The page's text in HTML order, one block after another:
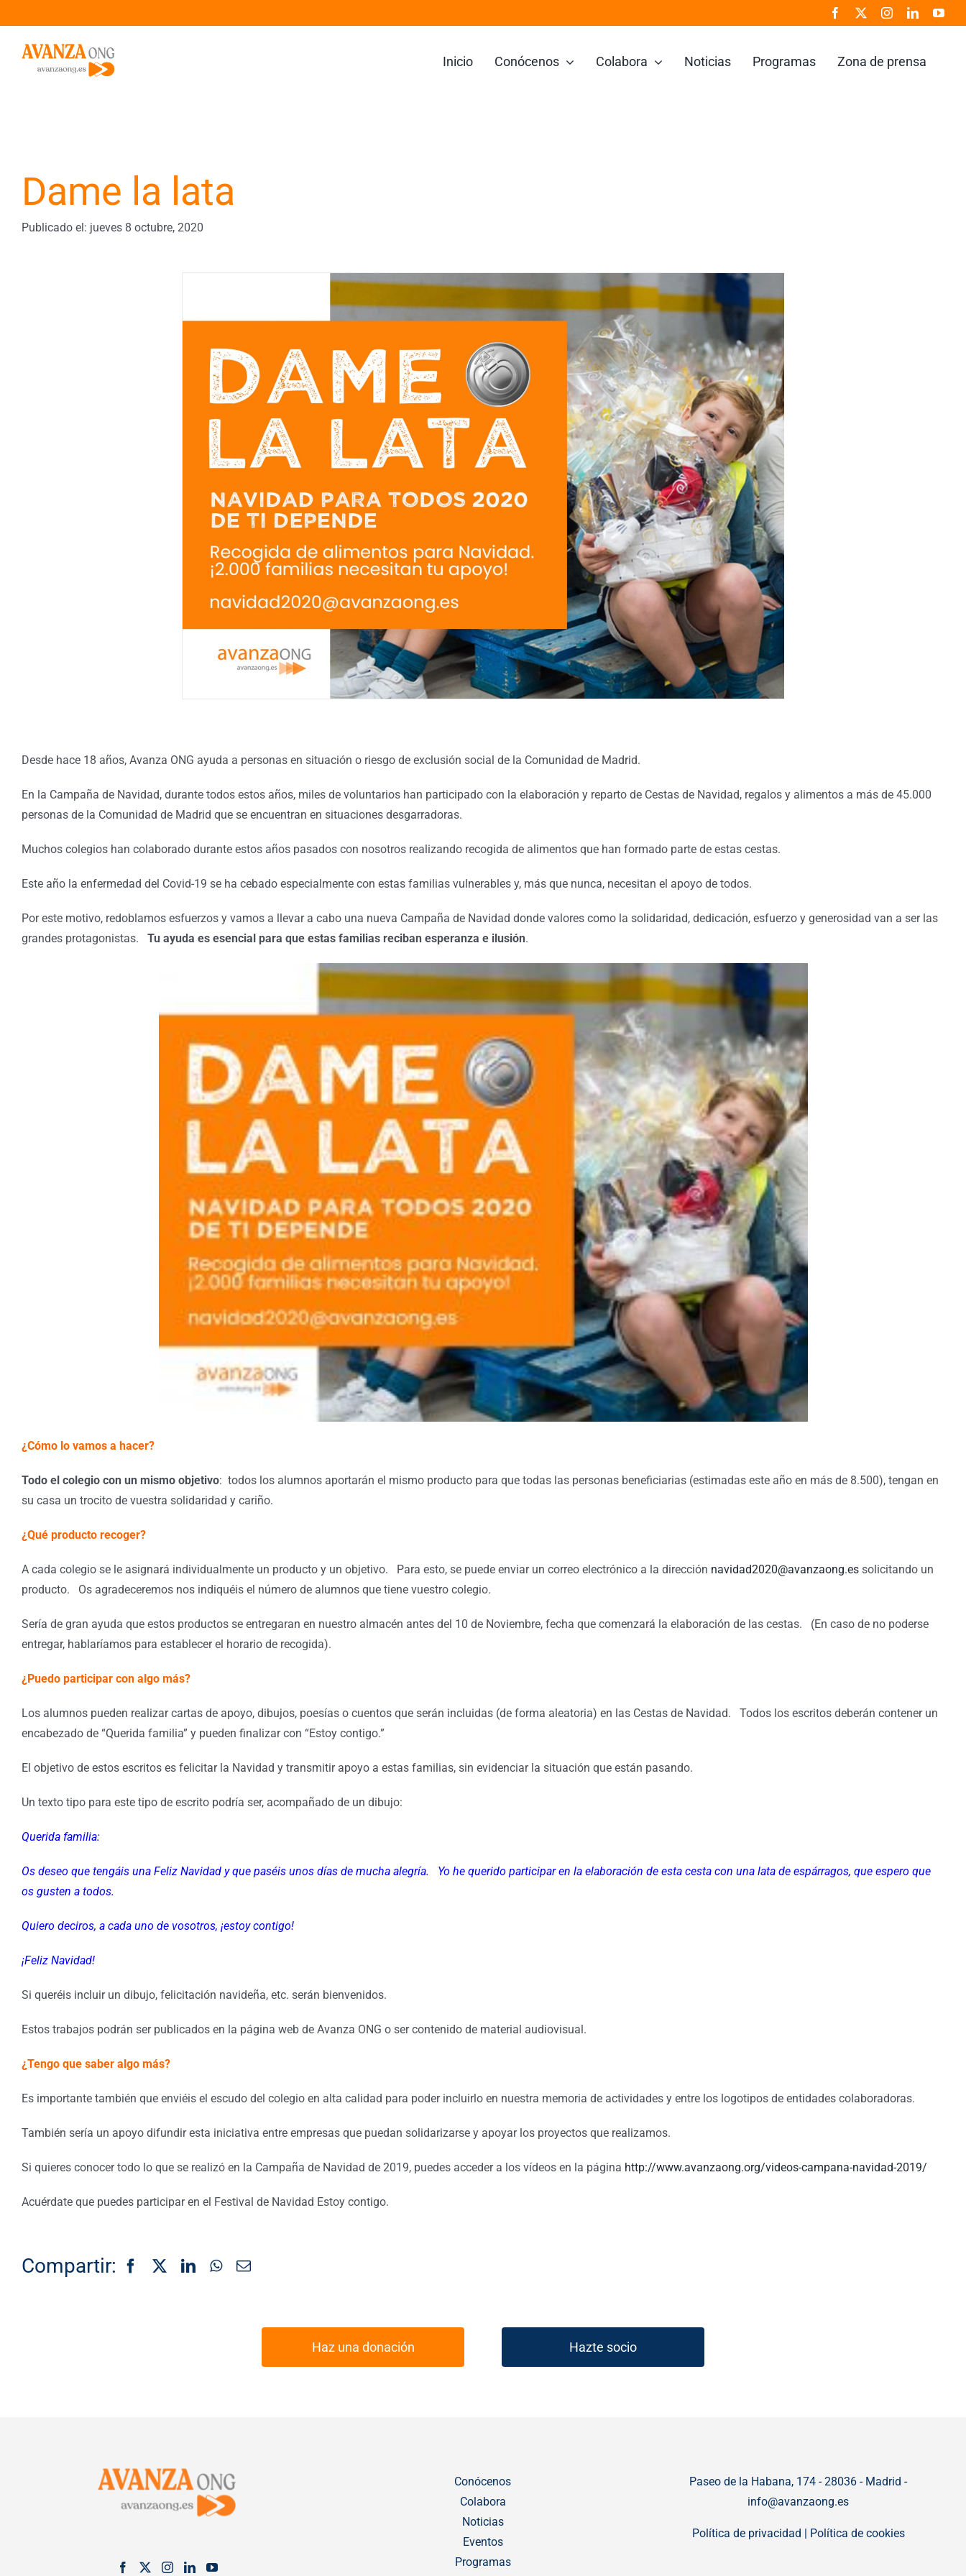
al
contenido
Inicio Conócenos Colabora Noticias Programas Zona de prensa
Dame la lata
Publicado el: jueves 8 octubre, 2020
Desde hace 18 años, Avanza ONG ayuda a personas en situación o riesgo de exclusión social de la Comunidad de Madrid.
En la Campaña de Navidad, durante todos estos años, miles de voluntarios han participado con la elaboración y reparto de Cestas de Navidad, regalos y alimentos a más de 45.000
personas de la Comunidad de Madrid que se encuentran en situaciones desgarradoras.
Muchos colegios han colaborado durante estos años pasados con nosotros realizando recogida de alimentos que han formado parte de estas cestas.
Este año la enfermedad del Covid-19 se ha cebado especialmente con estas familias vulnerables y, más que nunca, necesitan el apoyo de todos.
Por este motivo, redoblamos esfuerzos y vamos a llevar a cabo una nueva Campaña de Navidad donde valores como la solidaridad, dedicación, esfuerzo y generosidad van a ser las
grandes protagonistas.
Tu ayuda es esencial para que estas familias reciban esperanza e ilusión.
¿Cómo lo vamos a hacer?
Todo el colegio con un mismo objetivo: todos los alumnos aportarán el mismo producto para que todas las personas beneficiarias (estimadas este año en más de 8.500), tengan en
su casa un trocito de vuestra solidaridad y cariño.
¿Qué producto recoger?
A cada colegio se le asignará individualmente un producto y un objetivo. Para esto, se puede enviar un correo electrónico a la dirección navidad2020@avanzaong.essolicitando un
producto. Os agradeceremos nos indiquéis el número de alumnos que tiene vuestro colegio.
Sería de gran ayuda que estos productos se entregaran en nuestro almacén antes del 10 de Noviembre, fecha que comenzará la elaboración de las cestas. (En caso de no poderse
entregar, hablaríamos para establecer el horario de recogida).
¿Puedo participar con algo más?
Los alumnos pueden realizar cartas de apoyo, dibujos, poesías o cuentos que serán incluidas (de forma aleatoria) en las Cestas de Navidad. Todos los escritos deberán contener un
encabezado de “Querida familia” y pueden finalizar con “Estoy contigo.”
El objetivo de estos escritos es felicitar la Navidad y transmitir apoyo a estas familias, sin evidenciar la situación que están pasando.
Un texto tipo para este tipo de escrito podría ser, acompañado de un dibujo:
Querida familia:
Os deseo que tengáis una Feliz Navidad y que paséis unos días de mucha alegría. Yo he querido participar en la elaboración de esta cesta con una lata de espárragos, que espero que
os gusten a todos.
Quiero deciros, a cada uno de vosotros, ¡estoy contigo!
¡Feliz Navidad!
Si queréis incluir un dibujo, felicitación navideña, etc. serán bienvenidos.
Estos trabajos podrán ser publicados en la página web de Avanza ONG o ser contenido de material audiovisual.
¿Tengo que saber algo más?
Es importante también que enviéis el escudo del colegio en alta calidad para poder incluirlo en nuestra memoria de actividades y entre los logotipos de entidades colaboradoras.
También sería un apoyo difundir esta iniciativa entre empresas que puedan solidarizarse y apoyar los proyectos que realizamos.
Si quieres conocer todo lo que se realizó en la Campaña de Navidad de 2019, puedes acceder a los vídeos en la página http://www.avanzaong.org/videos-campana-navidad-2019/
Acuérdate que puedes participar en el Festival de Navidad Estoy contigo.
Compartir:
Haz una donación Hazte socio
Conócenos
Colabora
Noticias
Eventos
Programas
Paseo de la Habana, 174 - 28036 - Madrid -
info@avanzaong.es
Política de privacidad | Política de cookies